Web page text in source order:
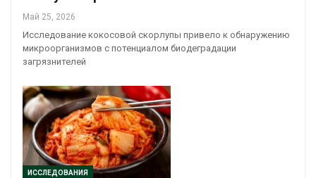
Май 25, 2026
Исследование кокосовой скорлупы привело к обнаружению
микроорганизмов с потенциалом биодеградации
загрязнителей
ИССЛЕДОВАНИЯ